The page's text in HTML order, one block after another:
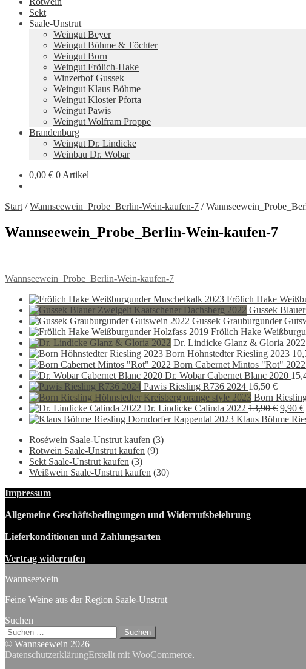
Sekt
Saale-Unstrut
Weingut Beyer
Weingut Böhme & Töchter
Weingut Born
Weingut Frölich-Hake
Winzerhof Gussek
Weingut Klaus Böhme
Weingut Kloster Pforta
Weingut Pawis
Weingut Wolfram Proppe
Brandenburg
Weingut Dr. Lindicke
Weinbau Dr. Wobar
0,00 € 0 Artikel
Start /Wannseewein_Probe_Berlin-Wein-kaufen-7 /
Wannseewein_Probe_Berlin-Wein-kaufen-7
Beitragsnavigation
Vorheriger
Wannseewein_Probe_Berlin-Wein-kaufen-7
Frölich Hake
Gussek
Gussek Grauburgunder
Frölich Hake
Dr. Lindicke Glanz & Gloria 2022
Born Höhnstedter Riesling 2023
Born Cabernet Mintos "Rot" 2022
Dr. Wobar Cabernet Blanc 2020
Pawis Riesling R736 2024 16,50 €
Born
Dr. Lindicke Calinda 2022 13,90€
Preis
9,90 €
Klaus Böhme
Roséwein Saale-Unstrut kaufen (3)
Rotwein Saale-Unstrut kaufen (9)
Sekt Saale-Unstrut kaufen (3)
Weißwein Saale-Unstrut kaufen (30)
Impressum
Allgemeine Geschäftsbedingungen und Widerrufsbelehrung
Lieferkonditionen und Zahlungsarten
Vertrag widerrufen
Wannseewein
Feine Weine aus der Region Saale-Unstrut
Suchen
Suchen
nach:
© Wannseewein 2026
DatenschutzerklärungErstellt mit WooCommerce.